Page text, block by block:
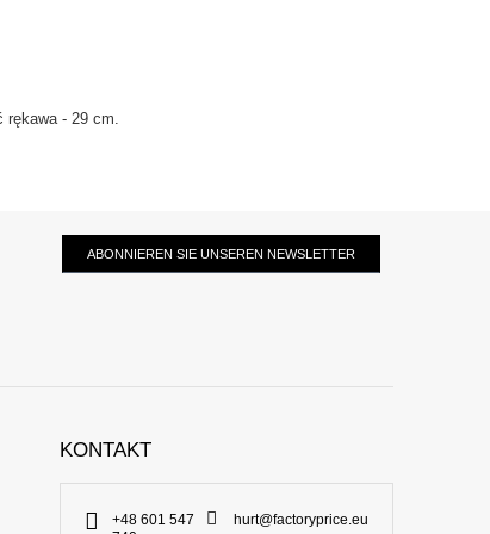
rękawa - 29 cm.
ABONNIEREN SIE UNSEREN NEWSLETTER
KONTAKT
+48 601 547
hurt@factoryprice.eu